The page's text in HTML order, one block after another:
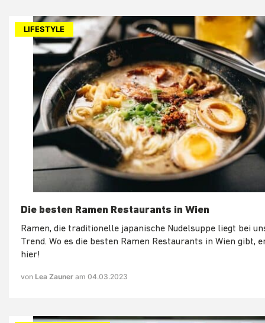
LIFESTYLE
Die besten Ramen Restaurants in Wien
Ramen, die traditionelle japanische Nudelsuppe liegt bei
Trend. Wo es die besten Ramen Restaurants in Wien gibt,
hier!
von Lea Zauner am 04.03.2023